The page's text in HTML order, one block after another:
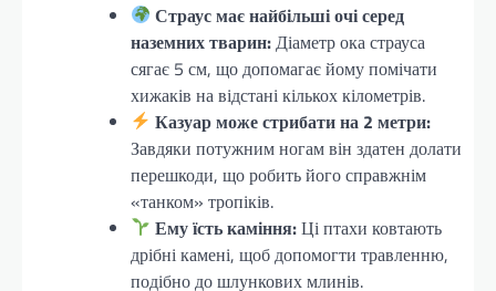
Страус має найбільші очі серед
наземних тварин:Діаметр ока страуса
сягає 5 см, що допомагає йому помічати
хижаків на відстані кількох кілометрів.
Казуар може стрибати на 2 метри:
Завдяки потужним ногам він здатен долати
перешкоди, що робить його справжнім
«танком» тропіків.
Ему їсть каміння:Ці птахи ковтають
дрібні камені, щоб допомогти травленню,
подібно до шлункових млинів.